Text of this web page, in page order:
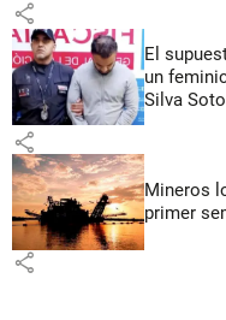
share
El
un
Silva
share
Mineros
primer
share